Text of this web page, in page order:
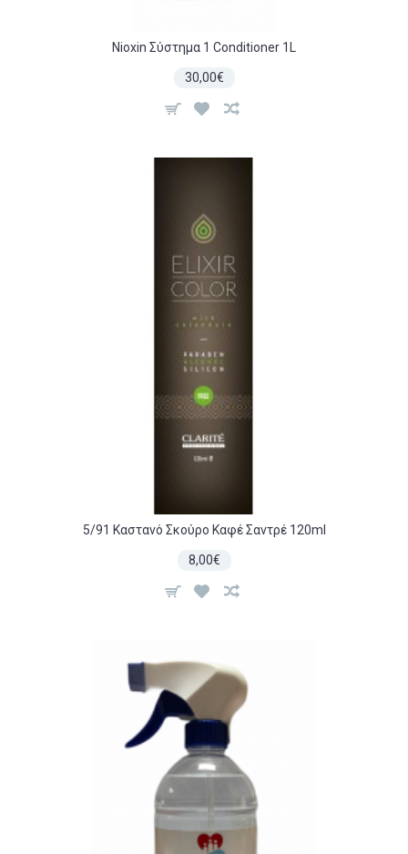
Nioxin Σύστημα 1 Conditioner 1L
30,00€
5/91 Καστανό Σκούρο Καφέ Σαντρέ 120ml
8,00€